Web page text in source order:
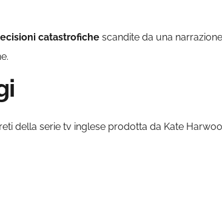
catastrofiche scandite da una
della serie tv inglese prodotta da Kate